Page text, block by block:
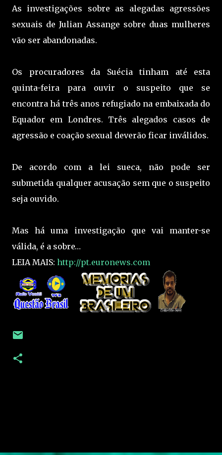
As investigações sobre as alegadas agressões
sexuais de Julian Assange sobre duas mulheres
vão ser abandonadas.
Os procuradores da Suécia tinham até esta
quinta-feira para ouvir o suspeito que se
encontra há três anos refugiado na embaixada do
Equador em Londres. Três alegados casos de
agressão e coação sexual deverão ficar inválidos.
De acordo com a lei sueca, não pode ser
submetida qualquer acusação sem que o suspeito
seja ouvido.
Mas há uma investigação que vai manter-se
válida, é a sobre…
LEIA MAIS: http://pt.euronews.com